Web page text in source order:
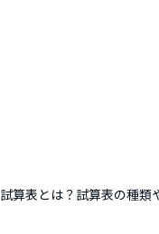
試算表とは？試算表の種類